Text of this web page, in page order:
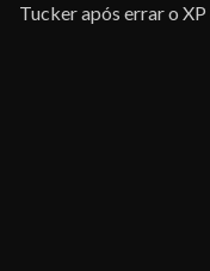
Tucker após errar o